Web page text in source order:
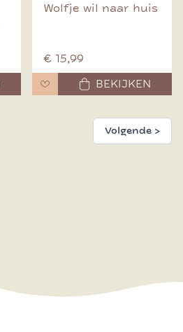
Wolfje wil naar huis
€ 15,99
BEKIJKEN
Volgende >